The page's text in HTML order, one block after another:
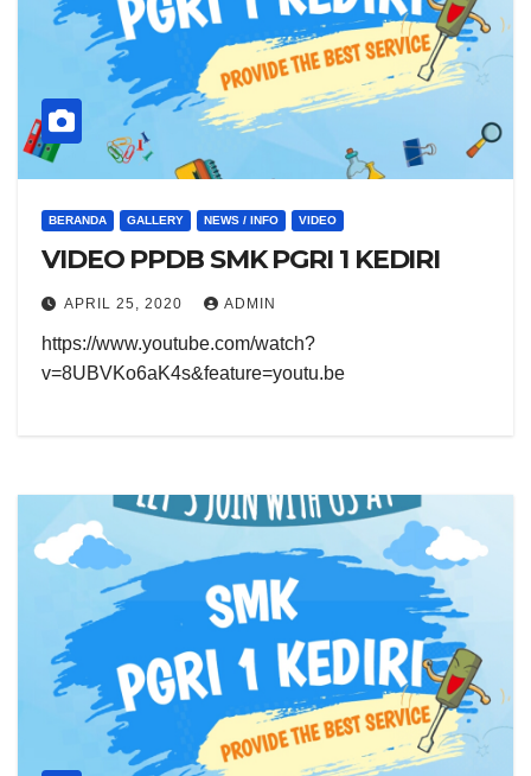
BERANDA GALLERY NEWS / INFO VIDEO
VIDEO PPDB SMK PGRI 1 KEDIRI
APRIL 25, 2020 ADMIN
https://www.youtube.com/watch?
v=8UBVKo6aK4s&feature=youtu.be